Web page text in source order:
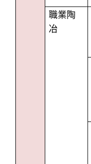
職業陶
冶